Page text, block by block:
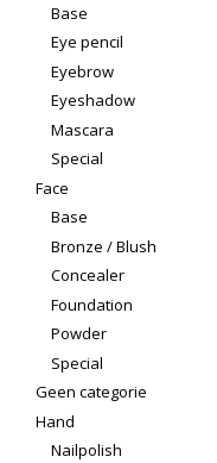
Base
Eye pencil
Eyebrow
Eyeshadow
Mascara
Special
Face
Base
Bronze / Blush
Concealer
Foundation
Powder
Special
Geen categorie
Hand
Nailpolish